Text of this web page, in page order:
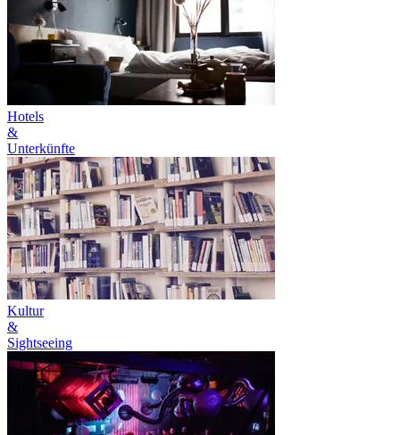
Hotels
&
Unterkünfte
Kultur
&
Sightseeing